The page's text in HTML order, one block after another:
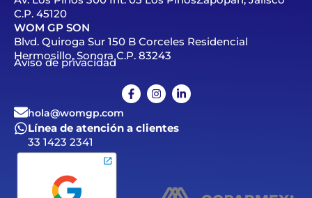
C.P. 45120
WOM GP SON
Blvd. Quiroga Sur 150 B Corceles Residencial
Hermosillo, Sonora C.P. 83243
Aviso de privacidad
hola@womgp.com
Línea de atención a clientes
33 1423 2341